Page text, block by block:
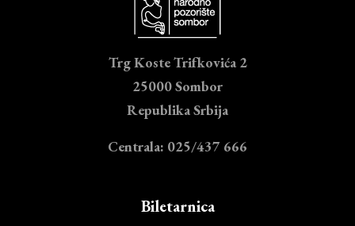
Trg Koste Trifkovića 2
25000 Sombor
Republika Srbija
Centrala: 025/437 666
Biletarnica